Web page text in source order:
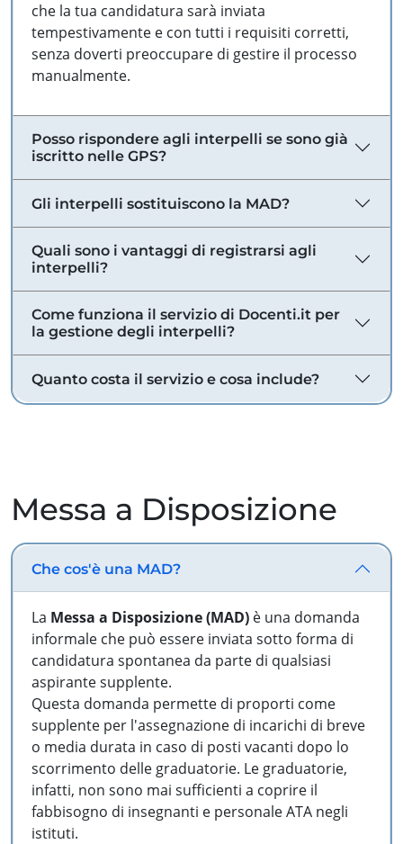
che la tua candidatura sarà inviata
tempestivamente e con tutti i requisiti corretti,
senza doverti preoccupare di gestire il processo
manualmente.
Posso rispondere agli interpelli se sono già
iscritto nelle GPS?
Gli interpelli sostituiscono la MAD?
Quali sono i vantaggi di registrarsi agli
interpelli?
Come funziona il servizio di Docenti.it per
la gestione degli interpelli?
Quanto costa il servizio e cosa include?
Messa a Disposizione
Che cos'è una MAD?
La Messa a Disposizione (MAD) è una domanda
informale che può essere inviata sotto forma di
candidatura spontanea da parte di qualsiasi
aspirante supplente.
Questa domanda permette di proporti come
supplente per l'assegnazione di incarichi di breve
o media durata in caso di posti vacanti dopo lo
scorrimento delle graduatorie. Le graduatorie,
infatti, non sono mai sufficienti a coprire il
fabbisogno di insegnanti e personale ATA negli
istituti.